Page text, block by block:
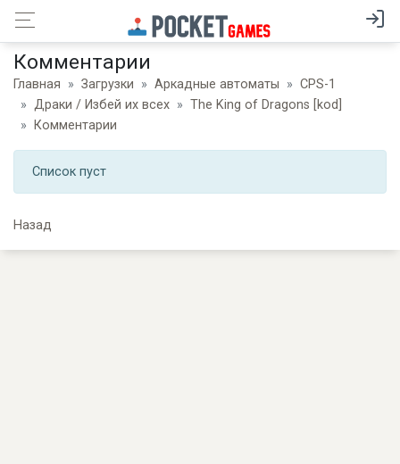
Комментарии
Главная Загрузки Аркадные автоматы
CPS-1
Драки / Избей их всех
The King of Dragons [kod]
Комментарии
Список пуст
Назад